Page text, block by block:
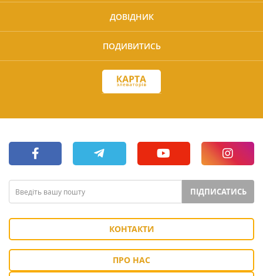
ДОВІДНИК
ПОДИВИТИСЬ
ПІДПИСАТИСЬ
КОНТАКТИ
ПРО НАС